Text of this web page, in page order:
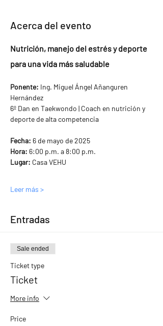
Acerca del evento
Nutrición, manejo del estrés y deporte
para una vida más saludable
Ponente: Ing. Miguel Ángel Añanguren
Hernández
6º Dan en Taekwondo | Coach en nutrición y
deporte de alta competencia
Fecha: 6 de mayo de 2025
Hora: 6:00 p.m. a 8:00 p.m.
Lugar: Casa VEHU
Leer más >
Entradas
Sale ended
Ticket type
Ticket
More info
Price